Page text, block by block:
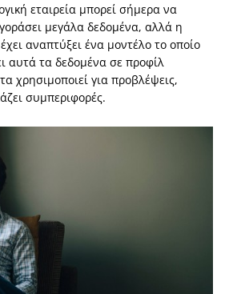
εταιρεία μπορεί σήμερα να
μεγάλα δεδομένα, αλλά η
αναπτύξει ένα μοντέλο το οποίο
αυτά τα δεδομένα σε προφίλ
χρησιμοποιεί για προβλέψεις,
συμπεριφορές.